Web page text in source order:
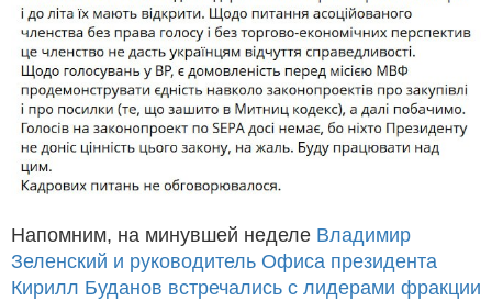
Напомним, на минувшей неделе Владимир
Зеленский и руководитель Офиса президента
Кирилл Буданов встречались с лидерами фракции